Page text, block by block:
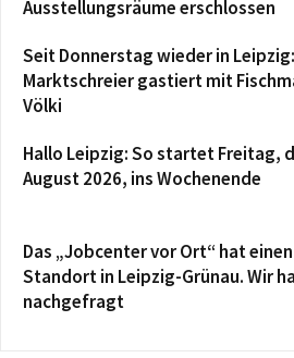
Ausstellungsräume erschlossen
Seit Donnerstag wieder in
Marktschreier gastiert mit
Völki
Hallo Leipzig: So startet Freitag,
August 2026, ins Wochenende
Das „Jobcenter vor Ort“ hat
Standort in Leipzig-Grünau. Wir
nachgefragt